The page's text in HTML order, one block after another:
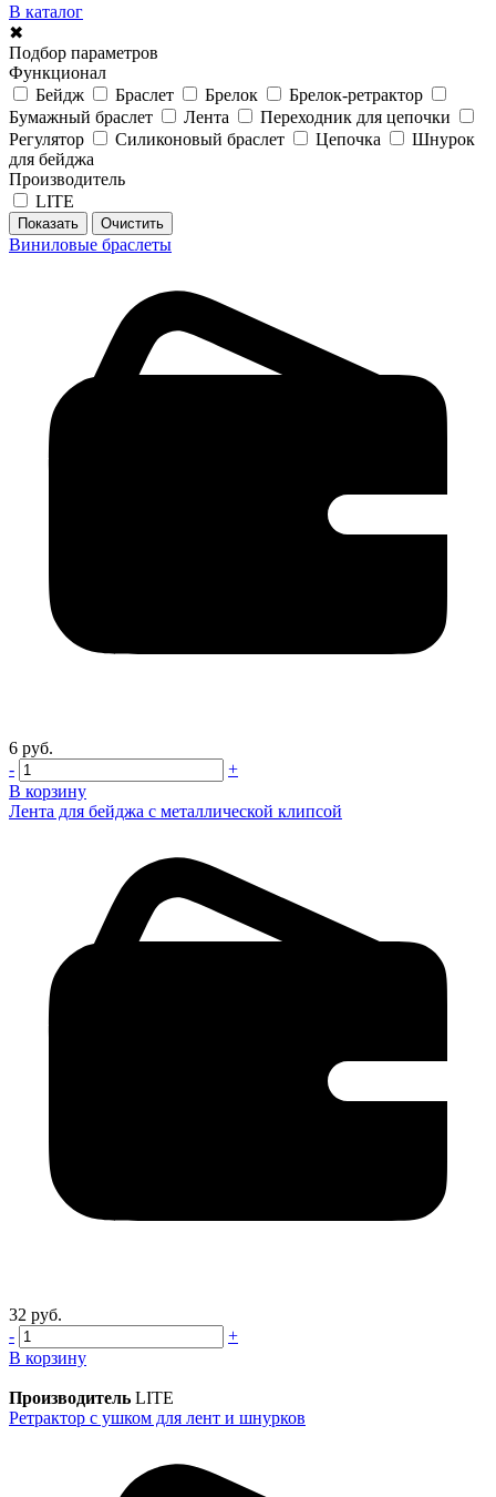
В каталог
✖
Подбор параметров
Функционал
Бейдж
Браслет Брелок
Брелок-ретрактор
Бумажный браслет
Лента
Переходник для цепочки
Регулятор
Силиконовый браслет Цепочка
Шнурок
для бейджа
Производитель
LITE
Виниловые браслеты
6 руб.
-
+
В корзину
Лента для бейджа с металлической клипсой
32 руб.
-
+
В корзину
Производитель LITE
Ретрактор с ушком для лент и шнурков